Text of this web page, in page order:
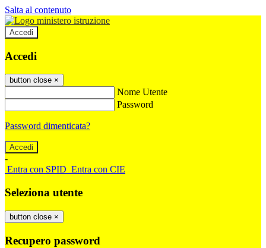
Salta al contenuto
Accedi
Accedi
button close ×
Nome Utente
Password
Password dimenticata?
-
Entra con SPID Entra con CIE
Seleziona utente
button close ×
Recupero password